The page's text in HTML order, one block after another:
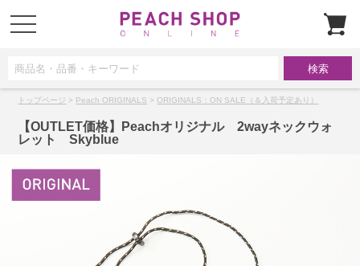
t
o
a
o
トップページ > Peach ORIGINALS >ORIGINALS：ON SALE（＆入荷予定あり）
【OUTLET価格】Peachオリジナル 2wayネックウォ
レット Skyblue